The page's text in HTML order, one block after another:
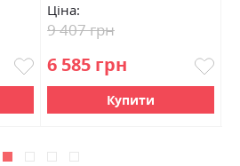
Ціна:
6 585 грн
9 407 грн
Купити